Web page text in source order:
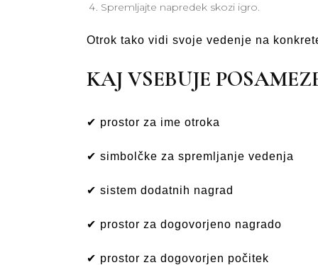
Spremljajte napredek skozi igro.
Otrok tako vidi svoje vedenje na
KAJ VSEBUJE
✔ prostor za ime otroka
✔ simbolčke za spremljanje vedenja
✔ sistem dodatnih nagrad
✔ prostor za dogovorjeno nagrado
✔ prostor za dogovorjen počitek